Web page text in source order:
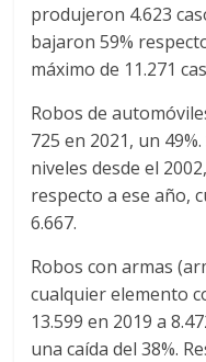
produjeron 4.623
bajaron 59%
máximo de 11.271
Robos de
725 en 2021, un
niveles desde el
respecto a ese año,
6.667.
Robos con armas
cualquier elemento
13.599 en 2019 a
una caída del 38%.